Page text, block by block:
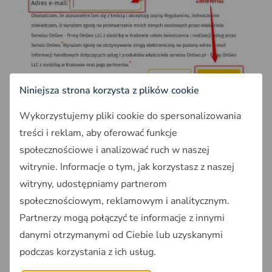
OnGeo.pl - wprowadzenie adresu e-mail
GOTOWE- gdy dla Twojej działki pojawi się nowy
temat w Raporcie, system wyśle Ci alert.
Zapowiedź: Plany Ogólne Gmin
w Raporcie o Terenie - start już
wkrótce
Jednym zpierwszych nowych tematów w
Niniejsza strona korzysta z plików cookie
Wykorzystujemy pliki cookie do spersonalizowania
treści i reklam, aby oferować funkcje
społecznościowe i analizować ruch w naszej
witrynie. Informacje o tym, jak korzystasz z naszej
witryny, udostępniamy partnerom
społecznościowym, reklamowym i analitycznym.
Partnerzy mogą połączyć te informacje z innymi
danymi otrzymanymi od Ciebie lub uzyskanymi
podczas korzystania z ich usług.